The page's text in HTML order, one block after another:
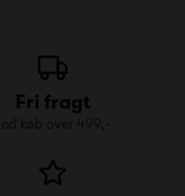
Fri fragt
Ved køb over 499,-